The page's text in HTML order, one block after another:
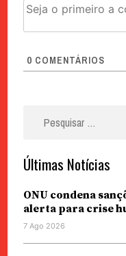
0 COMENTÁRIOS
Últimas Notícias
ONU condena
alerta para crise
7 Ago 2026